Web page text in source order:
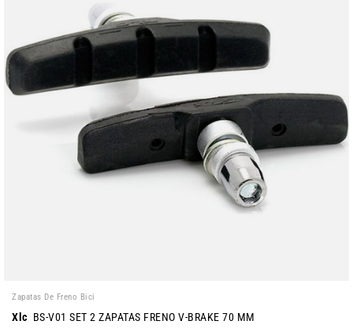
Zapatas De Freno Bici
Xlc BS-V01 SET 2 ZAPATAS FRENO V-BRAKE 70 MM